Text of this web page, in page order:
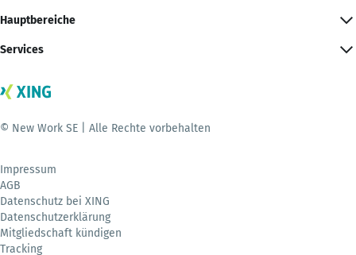
Hauptbereiche
Services
© New Work SE | Alle Rechte vorbehalten
Impressum
AGB
Datenschutz bei XING
Datenschutzerklärung
Mitgliedschaft kündigen
Tracking